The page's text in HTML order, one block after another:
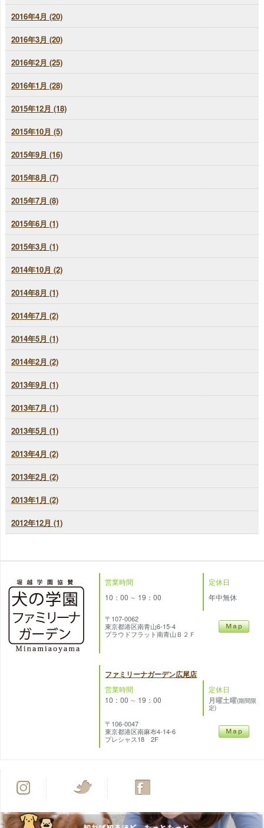
2016年4月 (20)
2016年3月 (20)
2016年2月 (25)
2016年1月 (28)
2015年12月 (18)
2015年10月 (5)
2015年9月 (16)
2015年8月 (7)
2015年7月 (8)
2015年6月 (1)
2015年3月 (1)
2014年10月 (2)
2014年8月 (1)
2014年7月 (2)
2014年5月 (1)
2014年2月 (2)
2013年9月 (1)
2013年7月 (1)
2013年5月 (1)
2013年4月 (2)
2013年2月 (2)
2013年1月 (2)
2012年12月 (1)
営業時間
定休日
10：00 ∼ 19：00
年中無休
〒107-0062
東京都港区南青山6-15-4
プラウドフラット南青山Ｂ２Ｆ
ファミリーナガーデン広尾店
営業時間
定休日
10：00 ∼ 19：00
月曜土曜(期間限
定)
〒106-0047
東京都港区南麻布4-14-6
プレシャス18 2F